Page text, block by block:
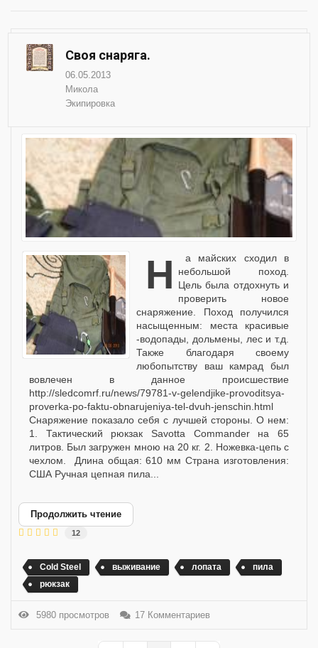
Своя снаряга.
06.05.2013
Микола
Экипировка
На майских сходил в
небольшой поход.
Цель была отдохнуть и
проверить новое
снаряжение. Поход получился
насыщенным: места красивые
-водопады, дольмены, лес и т.д.
Также благодаря своему
любопытству ваш камрад был
вовлечен в данное происшествие
http://sledcomrf.ru/news/79781-v-gelendjike-provoditsya-
proverka-po-faktu-obnarujeniya-tel-dvuh-jenschin.html
Снаряжение показало себя с лучшей стороны. О нем:
1. Тактический рюкзак Savotta Commander на 65
литров. Был загружен мною на 20 кг. 2. Ножевка-цепь с
чехлом. Длина общая: 610 мм Страна изготовления:
США Ручная цепная пила...
Продолжить чтение
12
Cold Steel выживание лопата
пила
рюкзак
5980 просмотров 17 Комментариев